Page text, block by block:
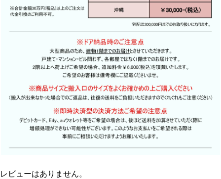
レビューはありません。